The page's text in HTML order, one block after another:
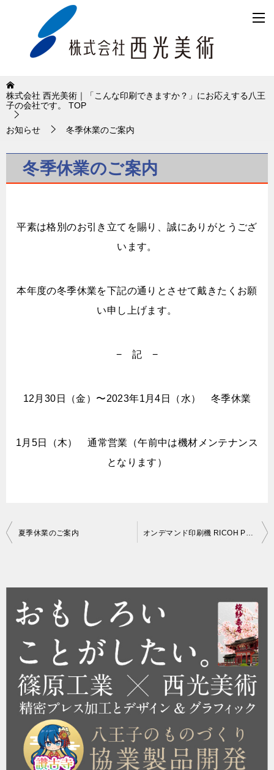
株式会社 西光美術｜「こんな印刷できますか？」にお応えする八王
子の会社です。
TOP
お知らせ 冬季休業のご案内
冬季休業のご案内
平素は格別のお引き立てを賜り、誠にありがとうござ
います。
本年度の冬季休業を下記の通りとさせて戴きたくお願
い申し上げます。
− 記 −
12月30日（金）〜2023年1月4日（水） 冬季休業
1月5日（木） 通常営業（午前中は機材メンテナンス
となります）
夏季休業のご案内